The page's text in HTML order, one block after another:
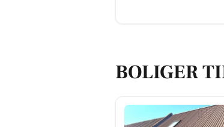
BOLIGER